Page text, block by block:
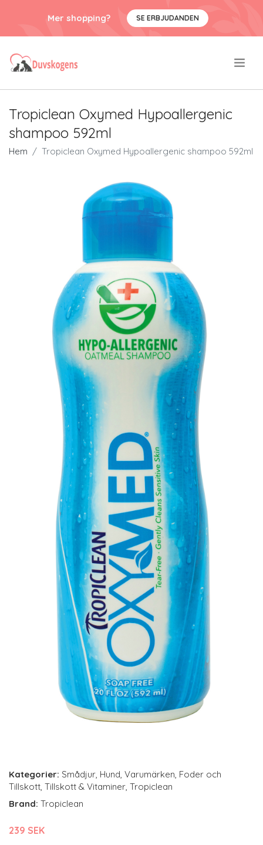
Mer shopping? SE ERBJUDANDEN
Tropiclean Oxymed Hypoallergenic
shampoo 592ml
Hem Tropiclean Oxymed Hypoallergenic shampoo 592ml
Kategorier: Smådjur, Hund, Varumärken, Foder och
Tillskott, Tillskott & Vitaminer, Tropiclean
Brand: Tropiclean
239 SEK